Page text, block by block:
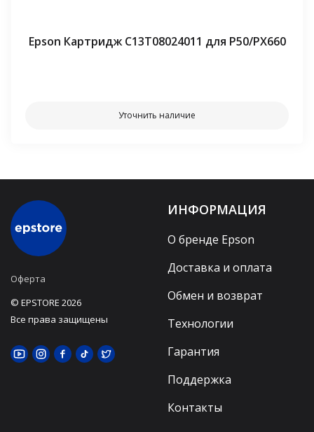
Epson Картридж C13T08024011 для P50/PX660
Уточнить наличие
Оферта
© EPSTORE 2026
Все права защищены
ИНФОРМАЦИЯ
О бренде Epson
Доставка и оплата
Обмен и возврат
Технологии
Гарантия
Поддержка
Контакты